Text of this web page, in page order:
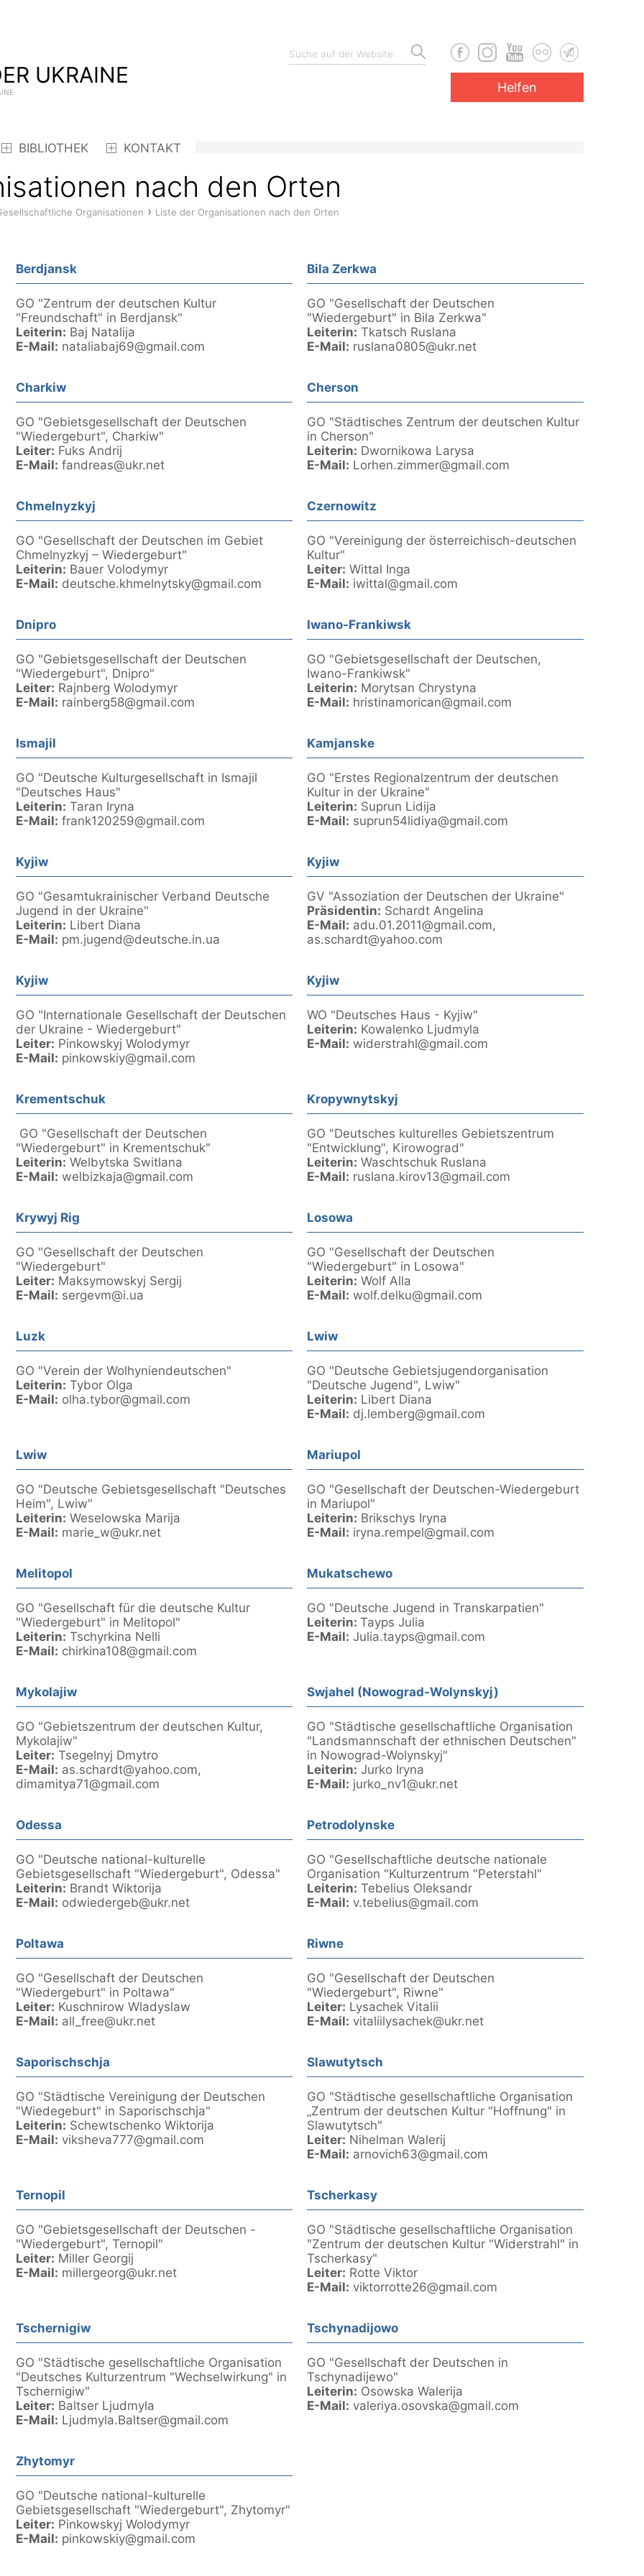
UKRAINE
Helfen
BIBLIOTHEK KONTAKT
nach den Orten
Organisationen › Liste der Organisationen nach den Orten
Berdjansk
GO "Zentrum der deutschen Kultur
"Freundschaft" in Berdjansk"
Leiterin: Baj Natalija
E-Mail: nataliabaj69@gmail.com
Bila Zerkwa
GO "Gesellschaft der Deutschen
"Wiedergeburt" in Bila Zerkwa"
Leiterin: Tkatsch Ruslana
E-Mail: ruslana0805@ukr.net
Charkiw
GO "Gebietsgesellschaft der Deutschen
"Wiedergeburt", Charkіw"
Leiter: Fuks Andrij
E-Mail: fandreas@ukr.net
Cherson
GO "Städtisches Zentrum der deutschen Kultur
in Cherson"
Leiterin: Dwornikowa Larysa
E-Mail: Lorhen.zimmer@gmail.com
Chmelnyzkyj
GO "Gesellschaft der Deutschen im Gebiet
Chmelnyzkyj – Wiedergeburt"
Leiterin: Bauer Volodymyr
E-Mail: deutsche.khmelnytsky@gmail.com
Czernowitz
GO "Vereinigung der österreichisch-deutschen
Kultur"
Leiter: Wittal Inga
E-Mail: iwittal@gmail.com
Dnipro
GO "Gebietsgesellschaft der Deutschen
"Wiedergeburt", Dnipro"
Leiter: Rajnberg Wolodymyr
E-Mail: rainberg58@gmail.com
Iwano-Frankiwsk
GO "Gebietsgesellschaft der Deutschen,
Iwano-Frankiwsk"
Leiterin: Morytsan Chrystyna
E-Mail: hristinamorican@gmail.com
Ismajil
GO "Deutsche Kulturgesellschaft in Ismajil
"Deutsches Haus"
Leiterin: Taran Iryna
E-Mail: frank120259@gmail.com
Kamjanske
GO "Erstes Regionalzentrum der deutschen
Kultur in der Ukraine"
Leiterin: Suprun Lidija
E-Mail: suprun54lidiya@gmail.com
Kyjiw
GO "Gesamtukrainischer Verband Deutsche
Jugend in der Ukraine"
Leiterin: Libert Diana
E-Mail: pm.jugend@deutsche.in.ua
Kyjiw
GV "Assoziation der Deutschen der Ukraine"
Präsidentin: Schardt Angelina
E-Mail: adu.01.2011@gmail.com,
as.schardt@yahoo.com
Kyjiw
GO "Internationale Gesellschaft der Deutschen
der Ukraine - Wiedergeburt"
Leiter: Pinkowskyj Wolodymyr
E-Mail: pinkowskiy@gmail.com
Kyjiw
WO "Deutsches Haus - Kyjiw"
Leiterin: Kowalenko Ljudmyla
E-Mail: widerstrahl@gmail.com
Krementschuk
GO "Gesellschaft der Deutschen
"Wiedergeburt" in Krementschuk"
Leiterin: Welbytska Switlana
E-Mail: welbizkaja@gmail.com
Kropywnytskyj
GO "Deutsches kulturelles Gebietszentrum
"Entwicklung", Kirowograd"
Leiterin: Waschtschuk Ruslana
E-Mail: ruslana.kirov13@gmail.com
Krywyj Rig
GO "Gesellschaft der Deutschen
"Wiedergeburt"
Leiter: Maksymowskyj Sergij
E-Mail: sergevm@i.ua
Losowa
GO "Gesellschaft der Deutschen
"Wiedergeburt" in Losowa"
Leiterin: Wolf Alla
E-Mail: wolf.delku@gmail.com
Luzk
GO "Verein der Wolhyniendeutschen"
Leiterin: Tybor Olga
E-Mail: olha.tybor@gmail.com
Lwiw
GO "Deutsche Gebietsjugendorganisation
"Deutsche Jugend", Lwiw"
Leiterin: Libert Diana
E-Mail: dj.lemberg@gmail.com
Lwiw
GO "Deutsche Gebietsgesellschaft "Deutsches
Heim", Lwiw"
Leiterin: Weselowska Marija
E-Mail: marie_w@ukr.net
Mariupol
GO "Gesellschaft der Deutschen-Wiedergeburt
in Mariupol"
Leiterin: Brikschys Iryna
E-Mail: iryna.rempel@gmail.com
Melitopol
GO "Gesellschaft für die deutsche Kultur
"Wiedergeburt" in Melitopol"
Leiterin: Tschyrkina Nelli
E-Mail: chirkina108@gmail.com
Mukatschewo
GO "Deutsche Jugend in Transkarpatien"
Leiterin: Tayps Julia
E-Mail: Julia.tayps@gmail.com
Mykolajiw
GO "Gebietszentrum der deutschen Kultur,
Mykolajiw"
Leiter: Tsegelnyj Dmytro
E-Mail: as.schardt@yahoo.com,
dimamitya71@gmail.com
Swjahel (Nowograd-Wolynskyj)
GO "Städtische gesellschaftliche Organisation
"Landsmannschaft der ethnischen Deutschen"
in Nowograd-Wolynskyj"
Leiterin: Jurko Iryna
E-Mail: jurko_nv1@ukr.net
Odessa
GO "Deutsche national-kulturelle
Gebietsgesellschaft "Wiedergeburt", Odessa"
Leiterin: Brandt Wiktorija
E-Mail: odwiedergeb@ukr.net
Petrodolynske
GO "Gesellschaftliche deutsche nationale
Organisation "Kulturzentrum "Peterstahl"
Leiterin: Tebelius Oleksandr
E-Mail: v.tebelius@gmail.com
Poltawa
GO "Gesellschaft der Deutschen
"Wiedergeburt" in Poltawa"
Leiter: Kuschnirow Wladyslaw
E-Mail: all_free@ukr.net
Riwne
GO "Gesellschaft der Deutschen
"Wiedergeburt", Riwne"
Leiter: Lysachek Vitalii
E-Mail: vitaliilysachek@ukr.net
Saporischschja
GO "Städtische Vereinigung der Deutschen
"Wiedegeburt" in Saporischschja"
Leiterin: Schewtschenko Wiktorija
E-Mail: viksheva777@gmail.com
Slawutytsch
GO "Städtische gesellschaftliche Organisation
„Zentrum der deutschen Kultur "Hoffnung" in
Slawutytsch"
Leiter: Nihelman Walerij
E-Mail: arnovich63@gmail.com
Ternopil
GO "Gebietsgesellschaft der Deutschen -
"Wiedergeburt", Ternopil"
Leiter: Miller Georgij
E-Mail: millergeorg@ukr.net
Tscherkasy
GO "Städtische gesellschaftliche Organisation
"Zentrum der deutschen Kultur "Widerstrahl" in
Tscherkasy"
Leiter: Rotte Viktor
E-Mail: viktorrotte26@gmail.com
Tschernigiw
GO "Städtische gesellschaftliche Organisation
"Deutsches Kulturzentrum "Wechselwirkung" in
Tschernigiw"
Leiter: Baltser Ljudmyla
E-Mail: Ljudmyla.Baltser@gmail.com
Tschynadijоwo
GO "Gesellschaft der Deutschen in
Tschynadijewo"
Leiterin: Osowska Walerija
E-Mail: valeriya.osovska@gmail.com
Zhytomyr
GO "Deutsche national-kulturelle
Gebietsgesellschaft "Wiedergeburt", Zhytomyr"
Leiter: Pinkowskyj Wolodymyr
E-Mail: pinkowskiy@gmail.com